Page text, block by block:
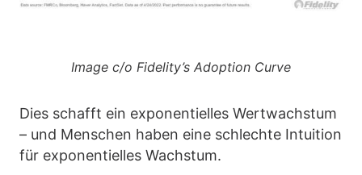
Image c/o Fidelity’s Adoption Curve
Dies schafft ein exponentielles Wertwachstum
– und Menschen haben eine schlechte Intuition
für exponentielles Wachstum.